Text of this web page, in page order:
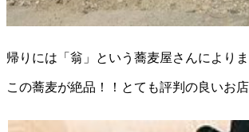
帰りには「翁」という蕎麦屋さんによ
この蕎麦が絶品！！とても評判の良いお